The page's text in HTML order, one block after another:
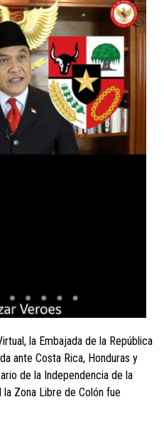
la Embajada de la República
ante Costa Rica, Honduras y
de la Independencia de la
la Zona Libre de Colón fue